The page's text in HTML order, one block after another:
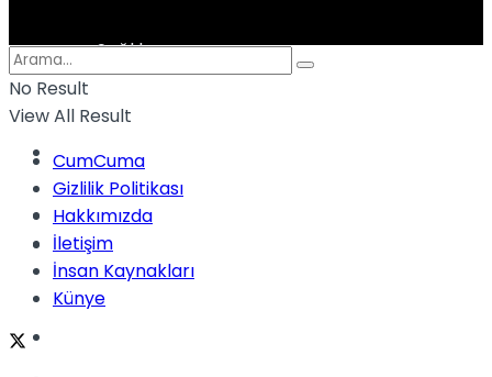
Sağlık
TV
Müzik
Sinema
Tatil
No Result
View All Result
CumCuma
Gizlilik Politikası
Hakkımızda
İletişim
İnsan Kaynakları
Künye